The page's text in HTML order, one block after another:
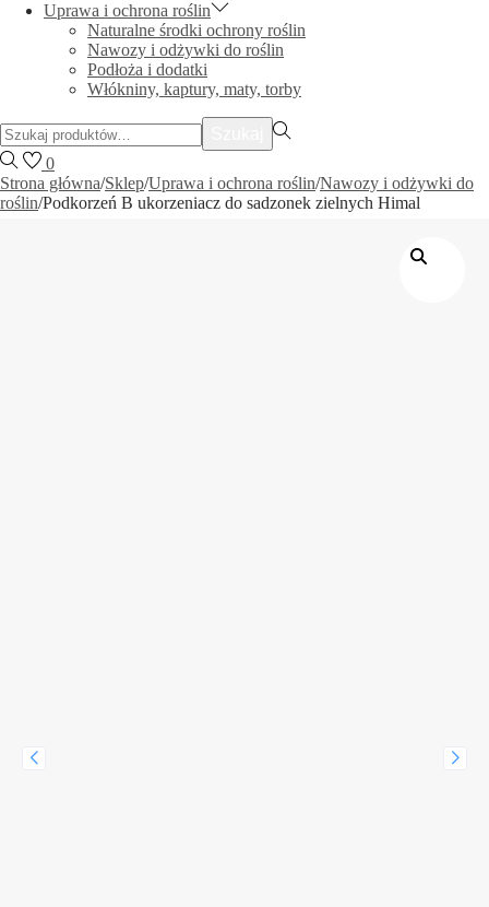
Uprawa i ochrona roślin
Naturalne środki ochrony roślin
Nawozy i odżywki do roślin
Podłoża i dodatki
Włókniny, kaptury, maty, torby
Szukać:>
0
Strona główna/Sklep/Uprawa i ochrona roślin/Nawozy i odżywki do
roślin/Podkorzeń B ukorzeniacz do sadzonek zielnych Himal